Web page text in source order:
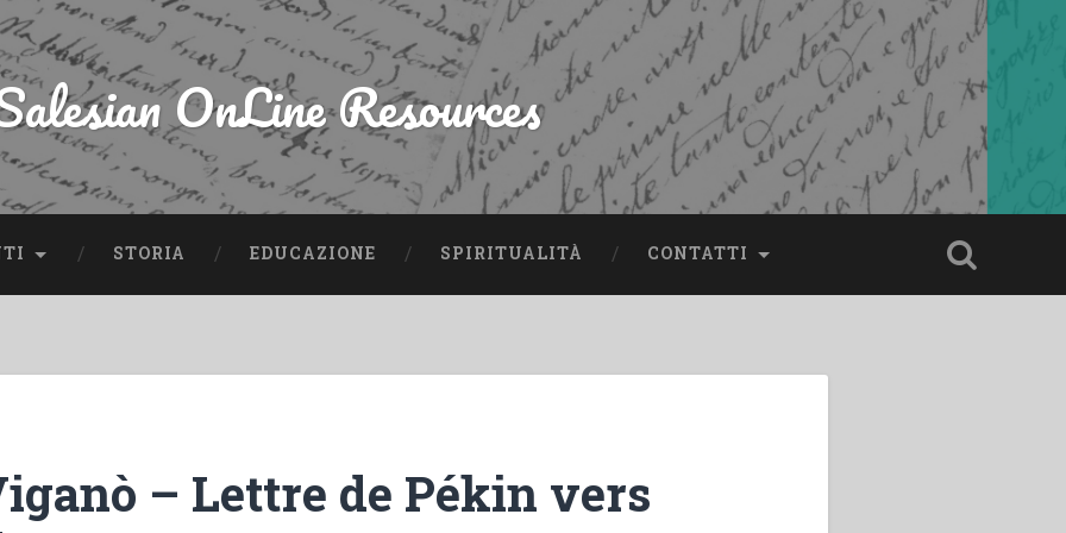
OnLine Resources
STORIA EDUCAZIONE SPIRITUALITÀ CONTATTI
– Lettre de Pékin vers